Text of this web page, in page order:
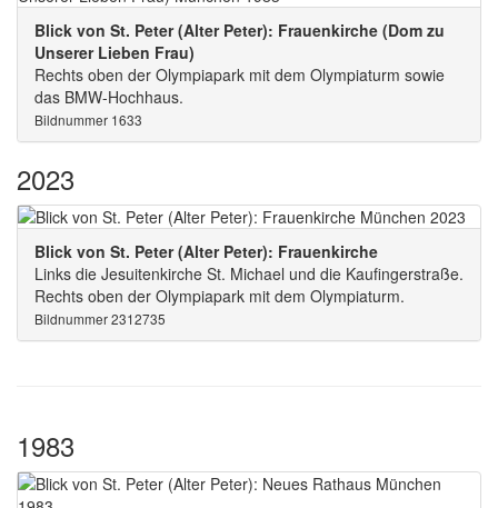
Blick von St. Peter (Alter Peter): Frauenkirche (Dom zu
Unserer Lieben Frau)
Rechts oben der Olympiapark mit dem Olympiaturm sowie
das BMW-Hochhaus.
Bildnummer 1633
2023
Blick von St. Peter (Alter Peter): Frauenkirche
Links die Jesuitenkirche St. Michael und die Kaufingerstraße.
Rechts oben der Olympiapark mit dem Olympiaturm.
Bildnummer 2312735
1983